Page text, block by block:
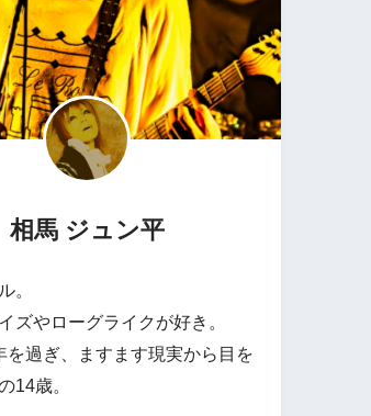
相馬 ジュン平
。
ズやローグライクが好き。
を過ぎ、ますます現実から目を
14歳。